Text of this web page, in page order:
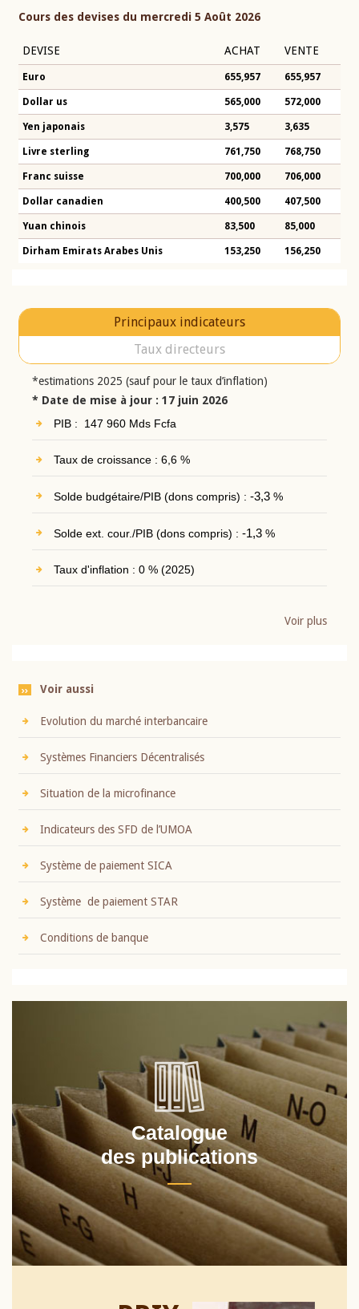
Cours des devises du mercredi 5 Août 2026
DEVISE ACHAT VENTE
Euro 655,957 655,957
Dollar us 565,000 572,000
Yen japonais 3,575 3,635
Livre sterling 761,750 768,750
Franc suisse 700,000 706,000
Dollar canadien 400,500 407,500
Yuan chinois 83,500 85,000
Dirham Emirats Arabes Unis 153,250 156,250
Principaux indicateurs
Taux directeurs
*estimations 2025 (sauf pour le taux d’inflation)
* Date de mise à jour : 17 juin 2026
PIB : 147 960 Mds Fcfa
Taux de croissance : 6,6 %
Solde budgétaire/PIB (dons compris) : -3,3%
Solde ext. cour./PIB (dons compris) : -1,3%
Taux d'inflation : 0 % (2025)
Voir plus
Voir aussi
Evolution du marché interbancaire
Systèmes Financiers Décentralisés
Situation de la microfinance
Indicateurs des SFD de l’UMOA
Système de paiement SICA
Système de paiement STAR
Conditions de banque
Catalogue
des publications